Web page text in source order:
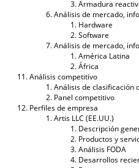
Armadura
Análisis de mercado,
Hardware
Software
Análisis de mercado,
América Latina
África
Análisis competitivo
Análisis de clasificación
Panel competitivo
Perfiles de empresa
Artis LLC (EE.UU.)
Descripción
Productos y
Análisis FODA
Desarrollos